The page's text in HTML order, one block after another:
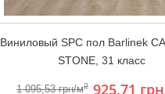
Виниловый SPC пол Barlinek
STONE, 31 класс
1 095,53 грн/м2 925,71 грн